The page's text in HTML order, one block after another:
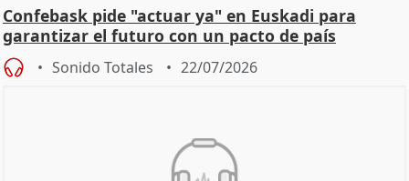
Confebask pide "actuar ya" en Euskadi para
garantizar el futuro con un pacto de país
Sonido Totales 22/07/2026